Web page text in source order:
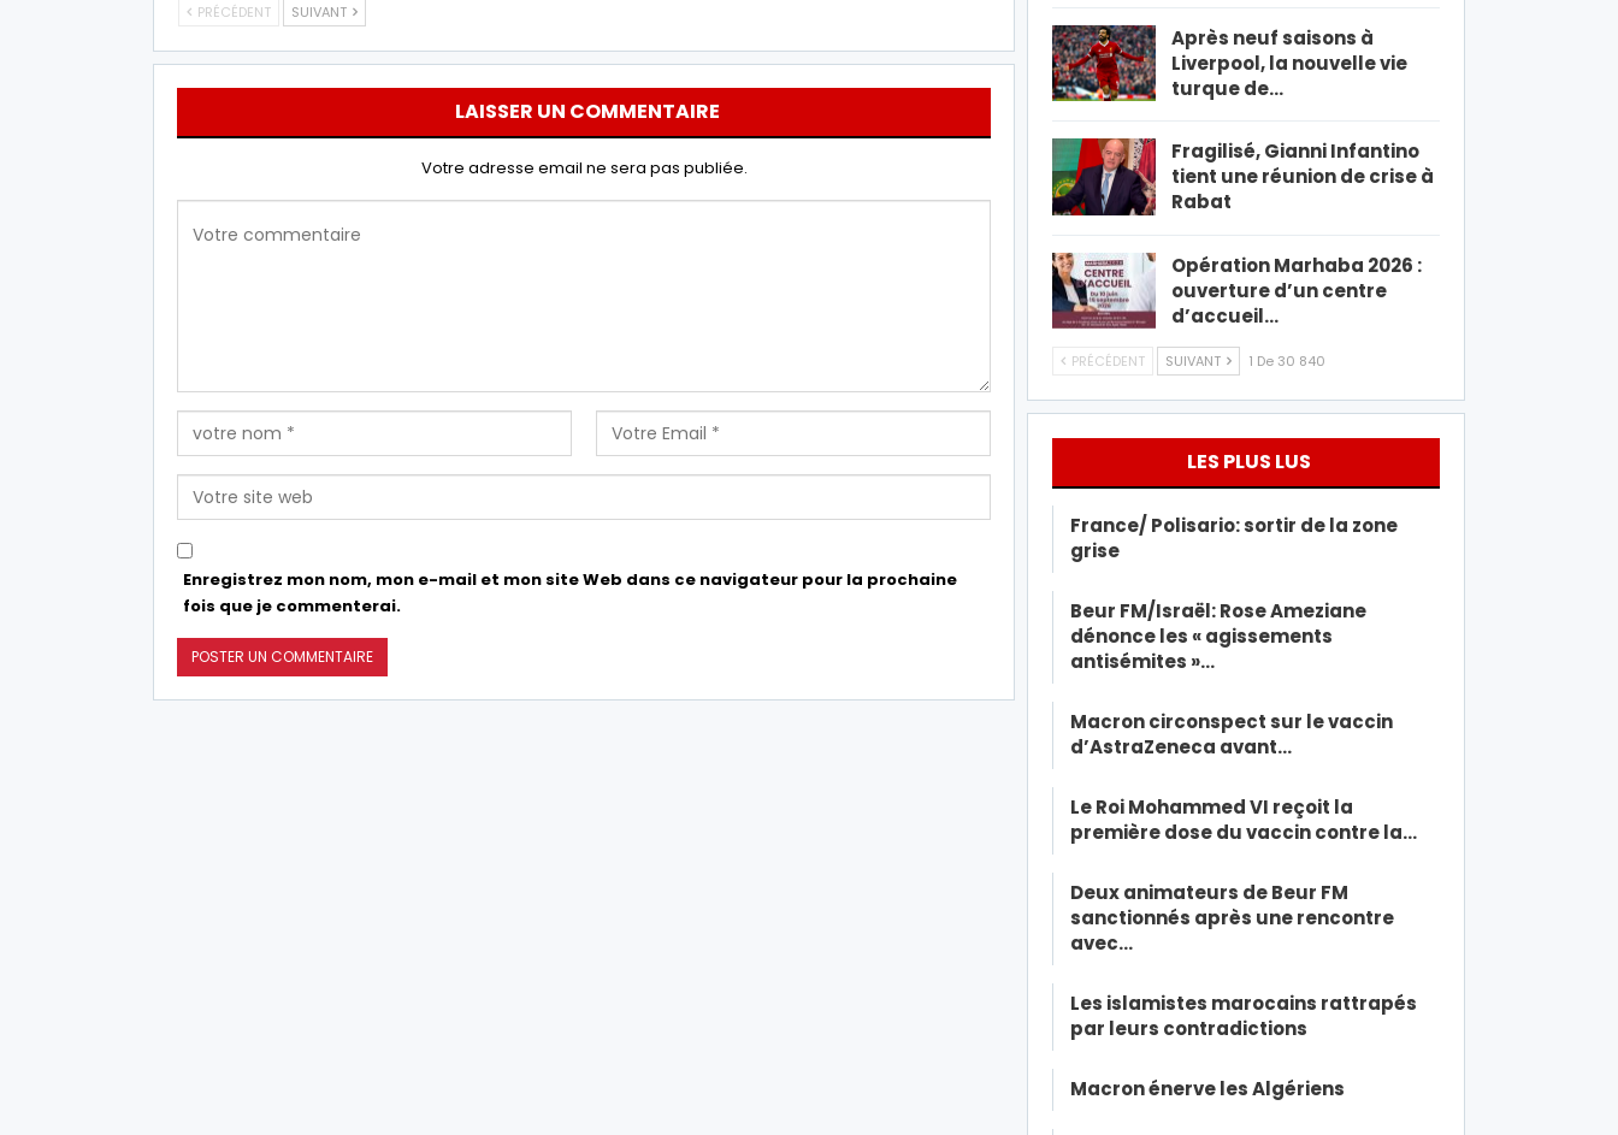
PRÉCÉDENT SUIVANT
LAISSER UN COMMENTAIRE
Votre adresse email ne sera pas publiée.
Enregistrez mon nom, mon e-mail et mon site Web dans ce navigateur pour la prochaine
fois que je commenterai.
Après neuf saisons à
Liverpool, la nouvelle vie
turque de…
Fragilisé, Gianni Infantino
tient une réunion de crise à
Rabat
Opération Marhaba 2026 :
ouverture d’un centre
d’accueil…
PRÉCÉDENT SUIVANT 1 De 30 840
LES PLUS LUS
France/ Polisario: sortir de la zone
grise
Beur FM/Israël: Rose Ameziane
dénonce les « agissements
antisémites »…
Macron circonspect sur le vaccin
d’AstraZeneca avant…
Le Roi Mohammed VI reçoit la
première dose du vaccin contre la…
Deux animateurs de Beur FM
sanctionnés après une rencontre
avec…
Les islamistes marocains rattrapés
par leurs contradictions
Macron énerve les Algériens